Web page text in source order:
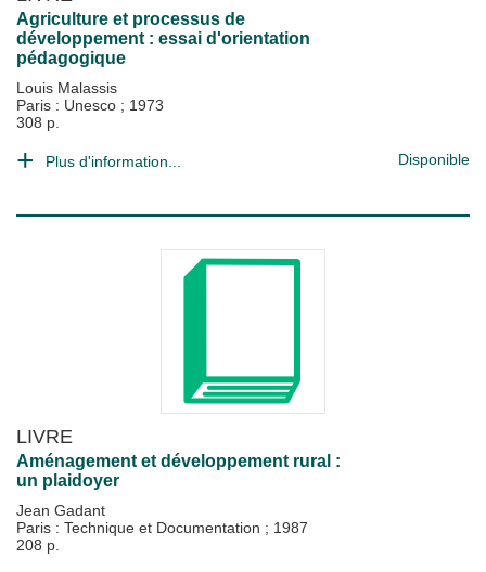
Agriculture et processus de
développement : essai d'orientation
pédagogique
Louis Malassis
Paris : Unesco ; 1973
308 p.
Plus d'information... Disponible
LIVRE
Aménagement et développement rural :
un plaidoyer
Jean Gadant
Paris : Technique et Documentation ; 1987
208 p.